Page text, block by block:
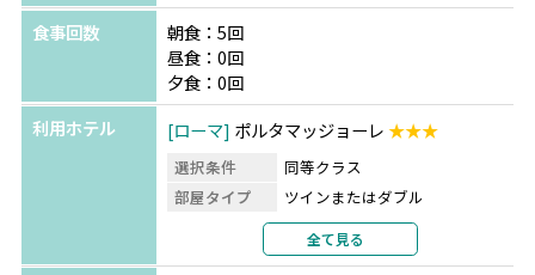
食事回数
朝食：5回
昼食：0回
夕食：0回
利用ホテル
ローマ ポルタマッジョーレ★★★
選択条件
同等クラス
部屋タイプ
ツインまたはダブル
2名1室利用
部屋カテゴリ
全て見る